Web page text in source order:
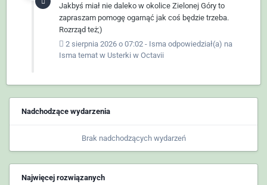
Jakbyś miał nie daleko w okolice Zielonej Góry to
zapraszam pomogę ogarnąć jak coś będzie trzeba.
Rozrząd też;)
2 sierpnia 2026 o 07:02 - Isma odpowiedział(a) na
Isma temat w Usterki w Octavii
Nadchodzące wydarzenia
Brak nadchodzących wydarzeń
Najwięcej rozwiązanych